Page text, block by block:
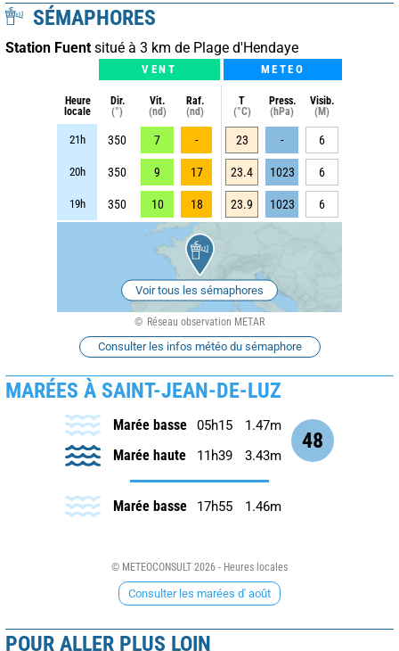
SÉMAPHORES
Station Fuent situé à 3 km de Plage d'Hendaye
VENT METEO
Heure
locale
Dir.
(°)
Vit.
(nd)
Raf.
(nd)
T
(°C)
Press.
(hPa)
Visib.
(M)
21h 350 7 - 23 - 6
20h 350 9 17 23.4 1023 6
19h 350 10 18 23.9 1023 6
Voir tous les sémaphores
Réseau observation METAR
Consulter les infos météo du sémaphore
MARÉES À SAINT-JEAN-DE-LUZ
48
Marée basse 05h15 1.47m
Marée haute 11h39 3.43m
Marée basse 17h55 1.46m
© METEOCONSULT 2026 - Heures locales
Consulter les marées d' août
POUR ALLER PLUS LOIN